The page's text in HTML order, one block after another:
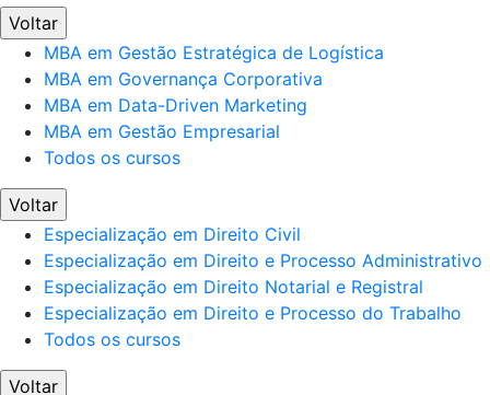
Voltar
MBA em Gestão Estratégica de Logística
MBA em Governança Corporativa
MBA em Data-Driven Marketing
MBA em Gestão Empresarial
Todos os cursos
Voltar
Especialização em Direito Civil
Especialização em Direito e Processo Administrativo
Especialização em Direito Notarial e Registral
Especialização em Direito e Processo do Trabalho
Todos os cursos
Voltar